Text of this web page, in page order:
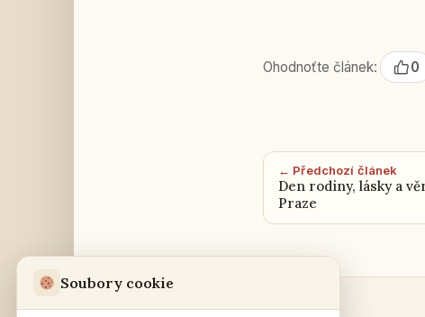
Ohodnoťte článek: 0
← Předchozí článek
Den rodiny, lásky a
Praze
Soubory cookie